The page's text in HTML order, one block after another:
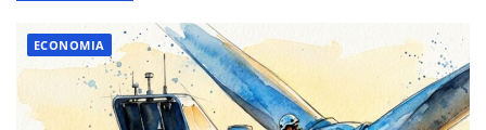
ECONOMIA